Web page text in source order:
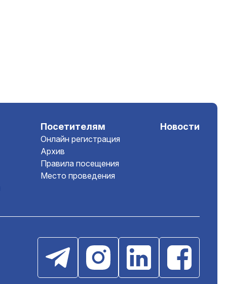
Посетителям
Онлайн регистрация
Архив
Правила посещения
Место проведения
Новости